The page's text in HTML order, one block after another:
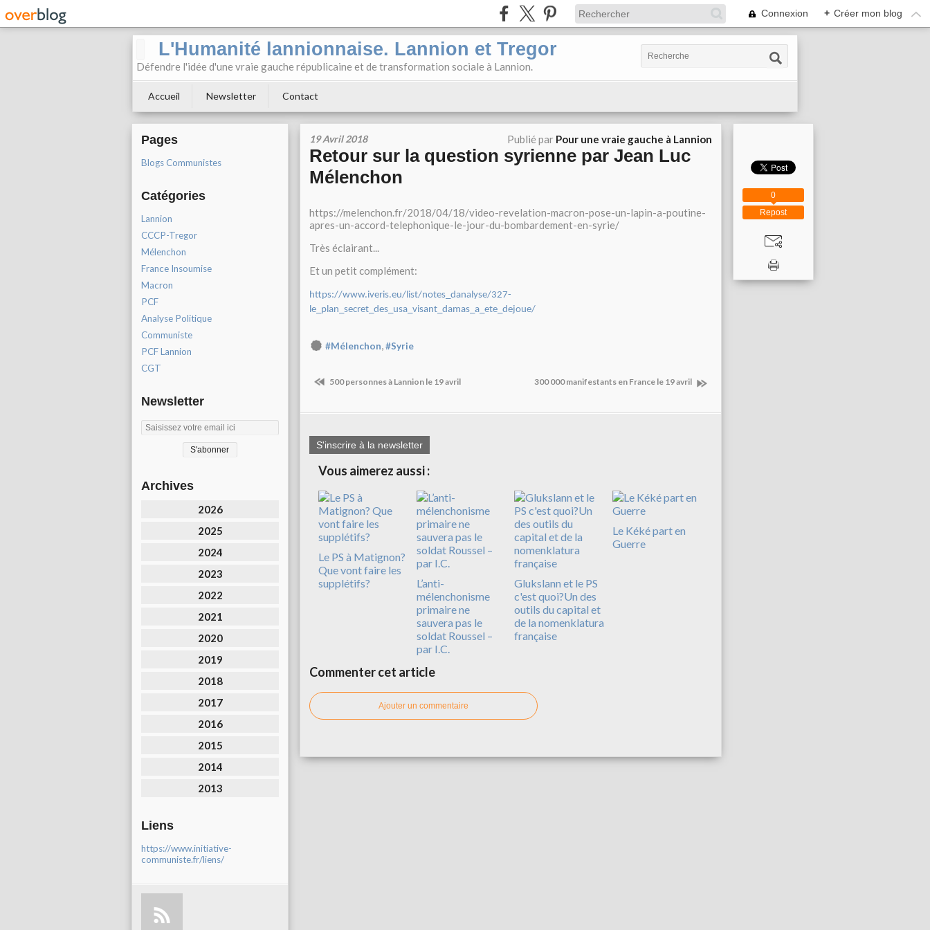
Connexion + Créer mon blog
L'Humanité lannionnaise. Lannion et Tregor
Défendre l'idée d'une vraie gauche républicaine et de transformation sociale à Lannion.
Accueil Newsletter Contact
Pages
Blogs Communistes
Catégories
Lannion
CCCP-Tregor
Mélenchon
France Insoumise
Macron
PCF
Analyse Politique
Communiste
PCF Lannion
CGT
Newsletter
Archives
2026
2025
2024
2023
2022
2021
2020
2019
2018
2017
2016
2015
2014
2013
Liens
https://www.initiative-
communiste.fr/liens/
19 Avril 2018 Publié par Pour une vraie gauche à Lannion
Retour sur la question syrienne par Jean Luc
Mélenchon
https://melenchon.fr/2018/04/18/video-revelation-macron-pose-un-lapin-a-poutine-
apres-un-accord-telephonique-le-jour-du-bombardement-en-syrie/
Très éclairant...
Et un petit complément:
https://www.iveris.eu/list/notes_danalyse/327-
le_plan_secret_des_usa_visant_damas_a_ete_dejoue/
#Mélenchon,#Syrie
500 personnes à Lannion le 19 avril 300 000 manifestants en France le 19 avril
S'inscrire à la newsletter
Vous aimerez aussi :
Le PS à Matignon?
Que vont faire les
supplétifs?
L’anti-
mélenchonisme
primaire ne
sauvera pas le
soldat Roussel –
par I.C.
Glukslann et le PS
c'est quoi?Un des
outils du capital et
de la nomenklatura
française
Le Kéké part en
Guerre
Commenter cet article
Ajouter un commentaire
Repost
0